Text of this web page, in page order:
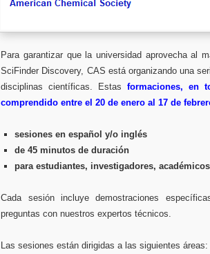
Para garantizar que la universidad aprovecha al
SciFinder Discovery, CAS está organizando una
disciplinas científicas. Estas formaciones, en
comprendido entre el 20 de enero al 17 de
sesiones en español y/o inglés
de 45 minutos de duración
para estudiantes, investigadores,
Cada sesión incluye demostraciones
preguntas con nuestros expertos técnicos.
Las sesiones están dirigidas a las siguientes áreas: